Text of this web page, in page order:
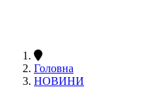
Головна
НОВИНИ